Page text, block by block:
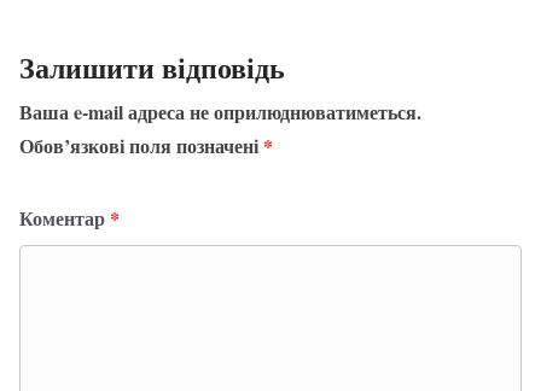
Залишити відповідь
Ваша e-mail адреса не оприлюднюватиметься.
Обов’язкові поля позначені *
Коментар *